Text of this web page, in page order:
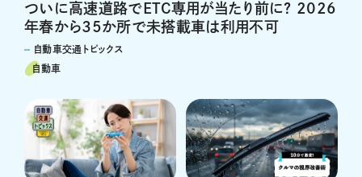
ついに高速道路でETC専用が当たり前に? 2026
年春から35か所で未搭載車は利用不可
自動車交通トピックス
自動車